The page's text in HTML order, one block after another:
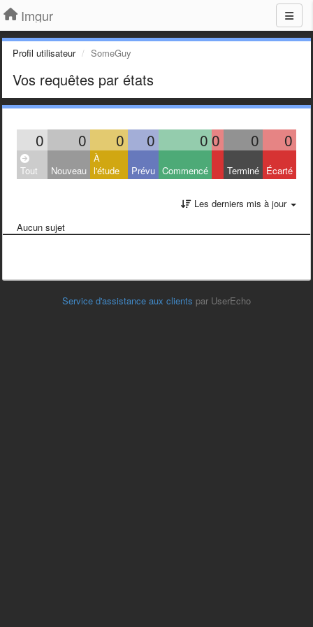
Imgur
Profil utilisateur SomeGuy
Vos requêtes par états
0 0 0 0 0 0 0 0
Tout Nouveau
À
l'étude
Prévu Commencé Terminé Écarté
Les derniers mis à jour
Aucun sujet
Service d'assistance aux clients par UserEcho